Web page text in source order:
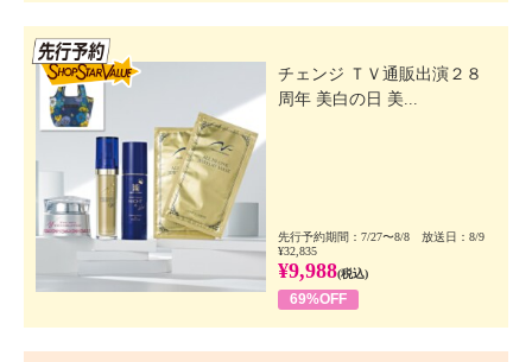
チェンジ ＴＶ通販出演２８
周年 美白の日 美...
先行予約期間：7/27〜8/8 放送日：8/9
¥32,835
¥9,988(税込)
69%OFF